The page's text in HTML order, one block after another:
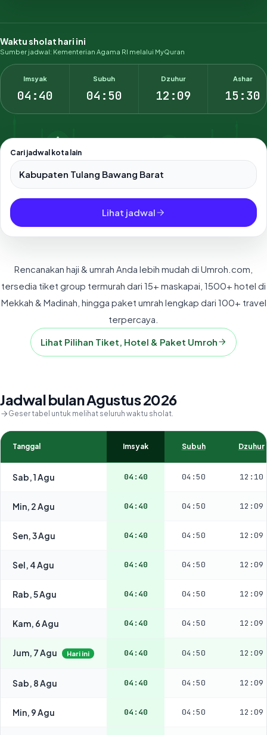
Waktu sholat hari ini
Sumber jadwal: Kementerian Agama RI melalui MyQuran
Imsyak
04:40
Subuh
04:50
Dzuhur
12:09
Ashar
15:30
Cari jadwal kota lain
Pilih salah satu dari 500+ kota dan kabupaten di Indonesia.
Lihat jadwal
Rencanakan haji & umrah Anda lebih mudah di Umroh.com,
tersedia tiket group termurah dari 15+ maskapai, 1500+ hotel di
Mekkah & Madinah, hingga paket umrah lengkap dari 100+ travel
terpercaya.
Lihat Pilihan Tiket, Hotel & Paket Umroh
Jadwal bulan Agustus 2026
Geser tabel untuk melihat seluruh waktu sholat.
Tanggal Imsyak Subuh Dzuhur
Sab, 1 Agu 04:40 04:50 12:10
Min, 2 Agu 04:40 04:50 12:09
Sen, 3 Agu 04:40 04:50 12:09
Sel, 4 Agu 04:40 04:50 12:09
Rab, 5 Agu 04:40 04:50 12:09
Kam, 6 Agu 04:40 04:50 12:09
Jum, 7 Agu Hari ini 04:40 04:50 12:09
Sab, 8 Agu 04:40 04:50 12:09
Min, 9 Agu 04:40 04:50 12:09